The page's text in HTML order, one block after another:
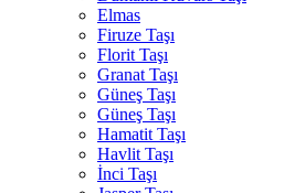
Elmas
Firuze Taşı
Florit Taşı
Granat Taşı
Güneş Taşı
Güneş Taşı
Hamatit Taşı
Havlit Taşı
İnci Taşı